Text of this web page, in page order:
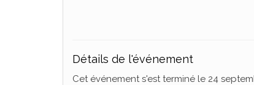
Détails de l'événement
Cet événement s'est terminé le 24